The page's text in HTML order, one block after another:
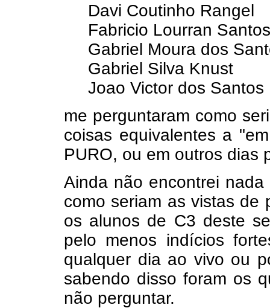
Davi Coutinho Rangel
Fabricio Lourran
Gabriel Moura dos
Gabriel Silva Knust
Joao Victor dos Santos
me perguntaram como
coisas equivalentes a
PURO, ou em outros dias
Ainda não encontrei
como seriam as vistas de
os alunos de C3 deste
pelo menos indícios
qualquer dia ao vivo ou
sabendo disso foram os
não perguntar.